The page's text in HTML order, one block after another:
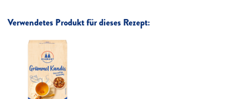
Verwendetes Produkt für dieses Rezept: